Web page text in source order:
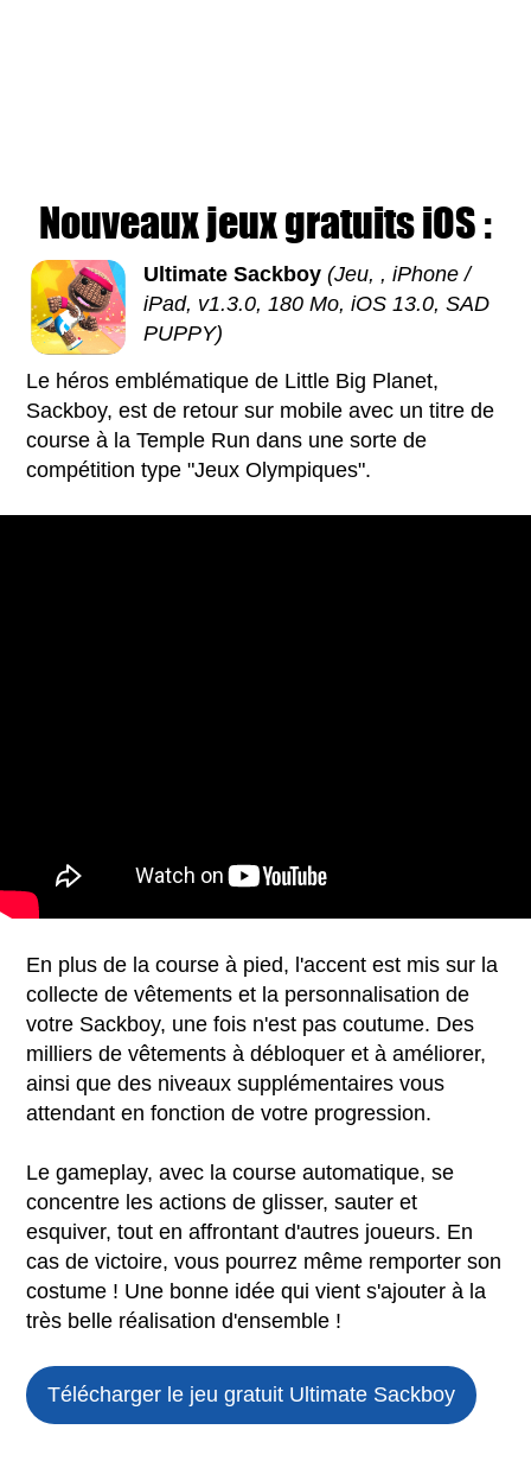
Nouveaux jeux gratuits iOS :
Ultimate Sackboy (Jeu, , iPhone /
iPad, v1.3.0, 180 Mo, iOS 13.0, SAD
PUPPY)
Le héros emblématique de Little Big Planet,
Sackboy, est de retour sur mobile avec un titre de
course à la Temple Run dans une sorte de
compétition type "Jeux Olympiques".
En plus de la course à pied, l'accent est mis sur la
collecte de vêtements et la personnalisation de
votre Sackboy, une fois n'est pas coutume. Des
milliers de vêtements à débloquer et à améliorer,
ainsi que des niveaux supplémentaires vous
attendant en fonction de votre progression.
Le gameplay, avec la course automatique, se
concentre les actions de glisser, sauter et
esquiver, tout en affrontant d'autres joueurs. En
cas de victoire, vous pourrez même remporter son
costume ! Une bonne idée qui vient s'ajouter à la
très belle réalisation d'ensemble !
Télécharger le jeu gratuit Ultimate Sackboy